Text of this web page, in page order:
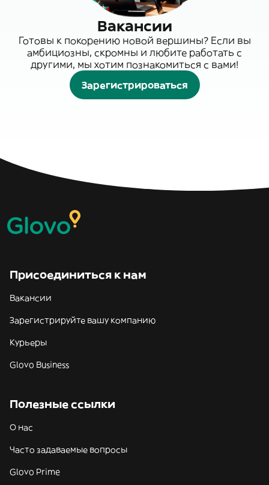
Вакансии
Готовы к покорению новой вершины? Если вы
амбициозны, скромны и любите работать с
другими, мы хотим познакомиться с вами!
Зарегистрироваться
Присоединиться к нам
Вакансии
Зарегистрируйте вашу компанию
Курьеры
Glovo Business
Полезные ссылки
О нас
Часто задаваемые вопросы
Glovo Prime